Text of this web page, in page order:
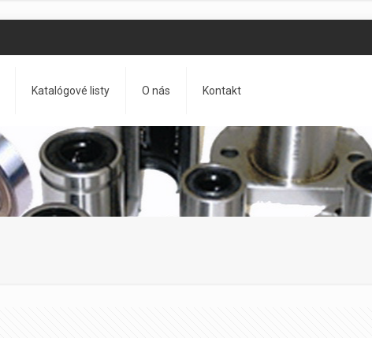
Katalógové listy O nás Kontakt